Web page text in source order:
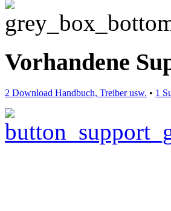
Vorhandene
2 Download Handbuch, Treiber usw. • 1